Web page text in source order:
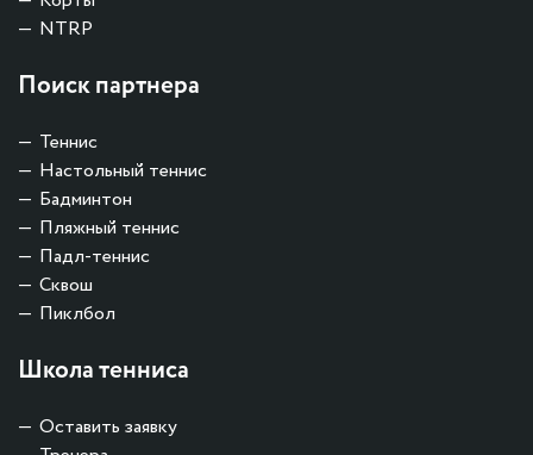
NTRP
Поиск партнера
Теннис
Настольный теннис
Бадминтон
Пляжный теннис
Падл-теннис
Сквош
Пиклбол
Школа тенниса
Оставить заявку